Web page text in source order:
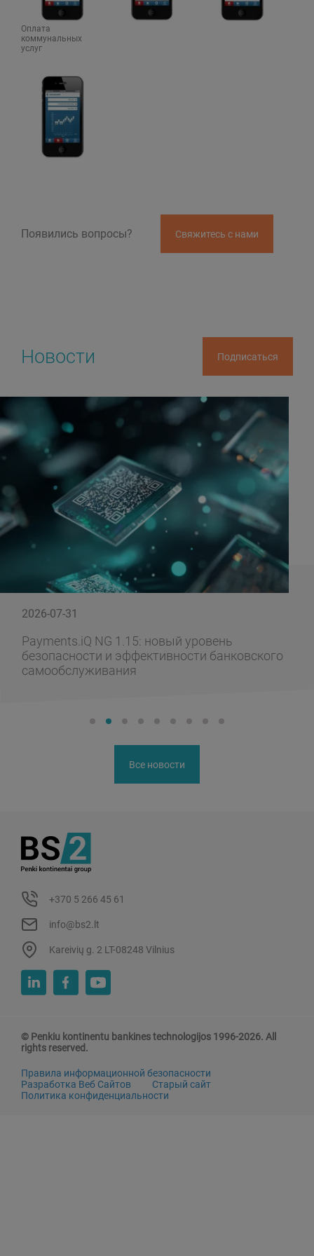
Оплата
коммунальных
услуг
Появились вопросы? Свяжитесь с нами
Новости Подписаться
2026-07-31
Payments.iQ NG 1.15: новый уровень
безопасности и эффективности банковского
самообслуживания
Все новости
+370 5 266 45 61
info@bs2.lt
Kareivių g. 2 LT-08248 Vilnius
© Penkiu kontinentu bankines technologijos 1996-2026. All
rights reserved.
Правила информационной безопасности
Разработка Веб Сайтов
Старый сайт
Политика конфиденциальности